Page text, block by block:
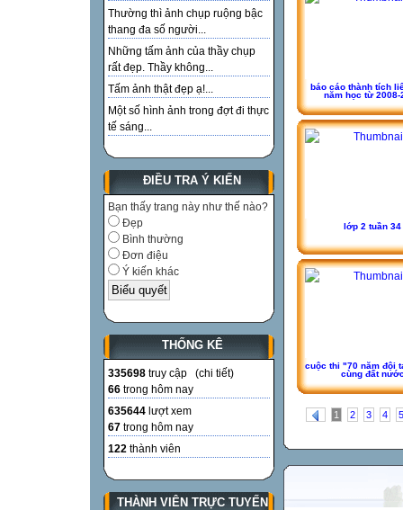
Thường thì ảnh chụp ruộng bậc
thang đa số người...
Những tấm ảnh của thầy chụp
rất đẹp. Thầy không...
Tấm ảnh thật đẹp ạ!...
Một số hình ảnh trong đợt đi thực
tế sáng...
ĐIỀU TRA Ý KIẾN
Bạn thấy trang này như thế nào?
Đẹp
Bình thường
Đơn điệu
Ý kiến khác
THỐNG KÊ
335698 truy cập (chi tiết)
66 trong hôm nay
635644 lượt xem
67 trong hôm nay
122 thành viên
THÀNH VIÊN TRỰC TUYẾN
báo cáo thành tích
năm học từ 2008-
lớp 2 tuần 34
cuộc thi "70 năm đội
cùng đất
1 2 3 4 5